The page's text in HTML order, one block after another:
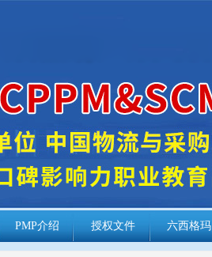
PMP介绍 授权文件 六西格玛